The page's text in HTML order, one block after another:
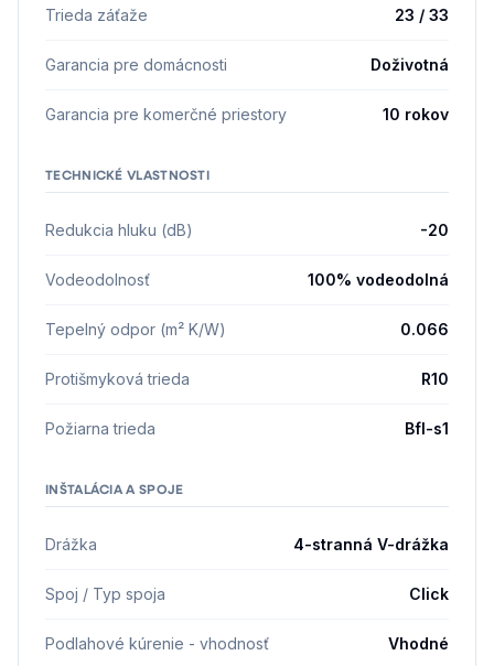
Trieda záťaže 23 / 33
Garancia pre domácnosti Doživotná
Garancia pre komerčné priestory 10 rokov
TECHNICKÉ VLASTNOSTI
Redukcia hluku (dB) -20
Vodeodolnosť 100% vodeodolná
Tepelný odpor (m² K/W) 0.066
Protišmyková trieda R10
Požiarna trieda Bfl-s1
INŠTALÁCIA A SPOJE
Drážka 4-stranná V-drážka
Spoj / Typ spoja Click
Podlahové kúrenie - vhodnosť Vhodné